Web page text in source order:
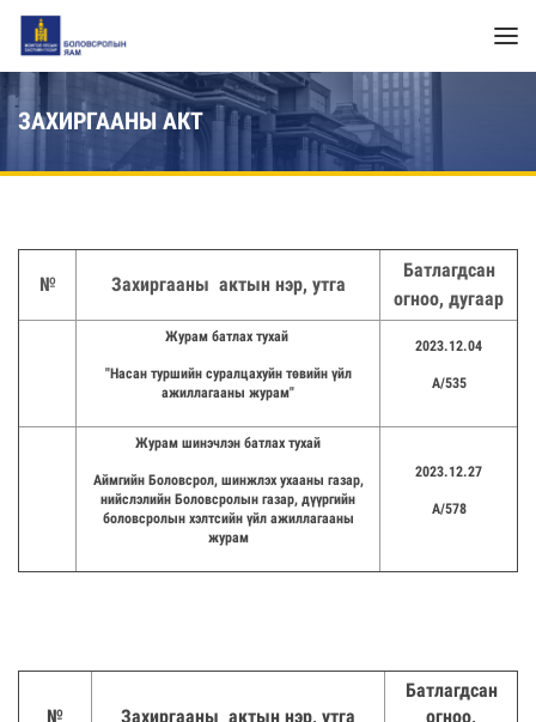
ЗАХИРГААНЫ АКТ
№ Захиргааны актын нэр, утга
Батлагдсан
огноо, дугаар
Журам батлах тухай
"Насан туршийн суралцахуйн төвийн үйл
ажиллагааны журам"
2023.12.04
А/535
Журам шинэчлэн батлах тухай
Аймгийн Боловсрол, шинжлэх ухааны газар,
нийслэлийн Боловсролын газар, дүүргийн
боловсролын хэлтсийн үйл ажиллагааны
журам
2023.12.27
А/578
№ Захиргааны актын нэр, утга
Батлагдсан
огноо,